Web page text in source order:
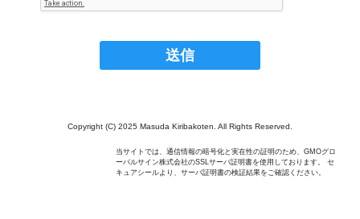
Copyright (C) 2025 Masuda Kiribakoten. All Rights Reserved.
当サイトでは、通信情報の暗号化と実在性の証明のため、GMOグロ
ーバルサイン株式会社のSSLサーバ証明書を使用しております。 セ
キュアシールより、サーバ証明書の検証結果をご確認ください。